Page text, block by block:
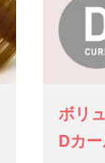
ボリ
Dカ